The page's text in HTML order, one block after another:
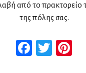
από το πρακτορείο
της πόλης σας.
Facebook